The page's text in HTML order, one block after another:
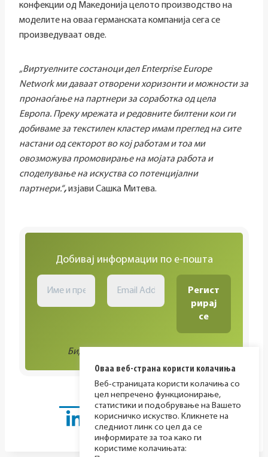
конфекции од Македонија целото производство на
моделите на оваа германската компанија сега се
произведуваат овде.
„Виртуелните состаноци делEnterprise Europe
Networkмидаваат отворени хоризонти и можности за
пронаоѓање на партнери за соработка од цела
Европа. Преку мрежата и редовните билтени кои ги
добиваме за текстилен кластер имам преглед на сите
настани од секторот во кој работам и тоа ми
овозможува промовирање на мојата работа и
споделување на искуства со потенцијални
партнери.“,изјави Сашка Митева.
Добивај информации по е-пошта
Биди во тек со сите активности!
Оваа веб-страна користи колачиња
Веб-страницата користи колачиња со
цел непречено функционирање,
статистики и подобрување на Вашето
корисничко искуство. Кликнете на
следниот линк со цел да се
информирате за тоа како ги
користиме колачињата: